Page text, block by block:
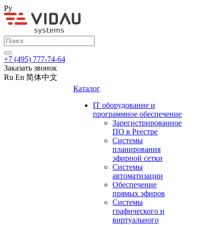
Ру
+7 (495) 777-74-64
Заказать звонок
Ru En 简体中文
Каталог
IT оборудование и
программное обеспечение
Зарегистрированное
ПО в Реестре
Системы
планирования
эфирной сетки
Системы
автоматизации
Обеспечение
прямых эфиров
Системы
графического и
виртуального